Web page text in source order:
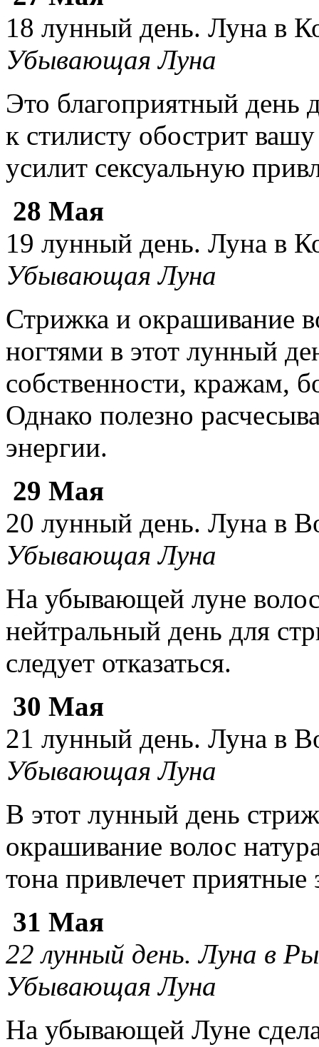
18 лунный день. Луна в
Убывающая Луна
Это благоприятный
к стилисту обострит
усилит сексуальную
28 Мая
19 лунный день. Луна в
Убывающая Луна
Стрижка и окрашивание
ногтями в этот лунный
собственности, кражам,
Однако полезно
энергии.
29 Мая
20 лунный день. Луна в
Убывающая Луна
На убывающей луне
нейтральный день для
следует отказаться.
30 Мая
21 лунный день. Луна в
Убывающая Луна
В этот лунный день
окрашивание волос
тона привлечет приятные
31 Мая
22 лунный день. Луна в
Убывающая Луна
На убывающей Луне